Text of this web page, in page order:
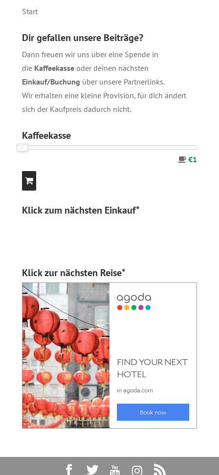
Start
Dir gefallen unsere Beiträge?
Dann freuen wir uns über eine Spende in
die Kaffeekasseoder deinen nächsten
Einkauf/Buchung über unsere Partnerlinks.
Wir erhalten eine kleine Provision, für dich ändert
sich der Kaufpreis dadurch nicht.
Kaffeekasse
€1
Klick zum nächsten Einkauf*
Klick zur nächsten Reise*